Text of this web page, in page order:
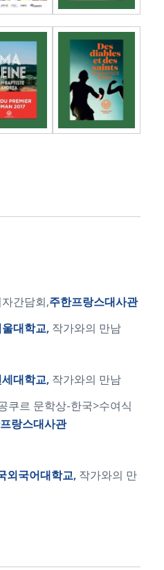
간담회,주한프랑스대사관
대학교, 작가와의 만남
대학교,작가와의 만남
쿠르 문학상-한국>수여식
랑스대사관
외국어대학교,작가와의 만